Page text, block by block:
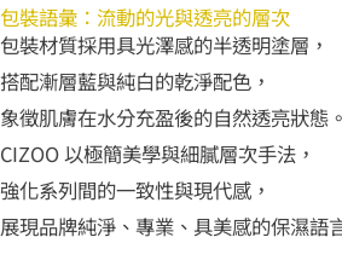
包裝語彙：流動的光與透亮的層次
包裝材質採用具光澤感的半透明塗層，
搭配漸層藍與純白的乾淨配色，
象徵肌膚在水分充盈後的自然透亮狀態。
CIZOO 以極簡美學與細膩層次手法，
強化系列間的一致性與現代感，
展現品牌純淨、專業、具美感的保濕語